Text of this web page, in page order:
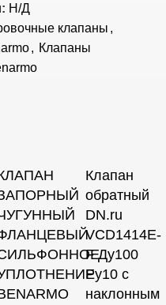
Н/Д
клапаны ,
, Клапаны
Клапан
обратный
DN.ru
VCD1414E-
F Ду100
Ру10 с
наклонным